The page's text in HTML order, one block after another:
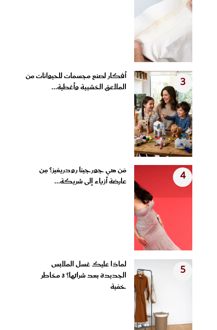
3
أفكار لصنع مجسمات للحيوانات من
الملاعق الخشبية وأغطية...
4
مَن هي جورجينا رودريغيز؟ مِن
عارضة أزياء إلى شريكة...
5
لماذا عليك غسل الملابس
الجديدة بعد شرائها؟ 3 مخاطر
خفية